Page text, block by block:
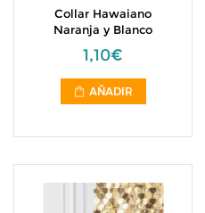
Collar Hawaiano
Naranja y Blanco
1,10€
AÑADIR